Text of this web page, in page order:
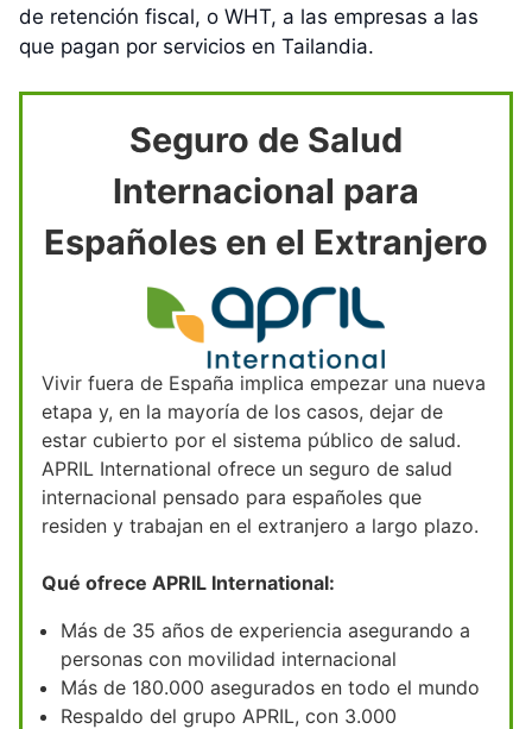
de retención fiscal, o WHT, a las empresas a las
que pagan por servicios en Tailandia.
Seguro de Salud
Internacional para
Españoles en el Extranjero
Vivir fuera de España implica empezar una nueva
etapa y, en la mayoría de los casos, dejar de
estar cubierto por el sistema público de salud.
APRIL International ofrece un seguro de salud
internacional pensado para españoles que
residen y trabajan en el extranjero a largo plazo.
Qué ofrece APRIL International:
Más de 35 años de experiencia asegurando a
personas con movilidad internacional
Más de 180.000 asegurados en todo el mundo
Respaldo del grupo APRIL, con 3.000